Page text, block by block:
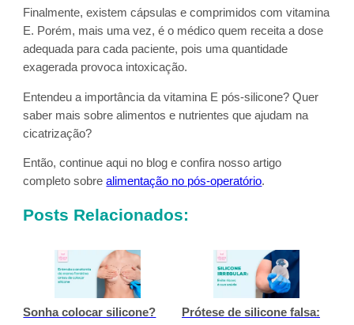
Finalmente, existem cápsulas e comprimidos com vitamina
E. Porém, mais uma vez, é o médico quem receita a dose
adequada para cada paciente, pois uma quantidade
exagerada provoca intoxicação.
Entendeu a importância da vitamina E pós-silicone? Quer
saber mais sobre alimentos e nutrientes que ajudam na
cicatrização?
Então, continue aqui no blog e confira nosso artigo
completo sobrealimentação no pós-operatório.
Posts Relacionados:
Sonha colocar silicone?
Prótese de silicone falsa: